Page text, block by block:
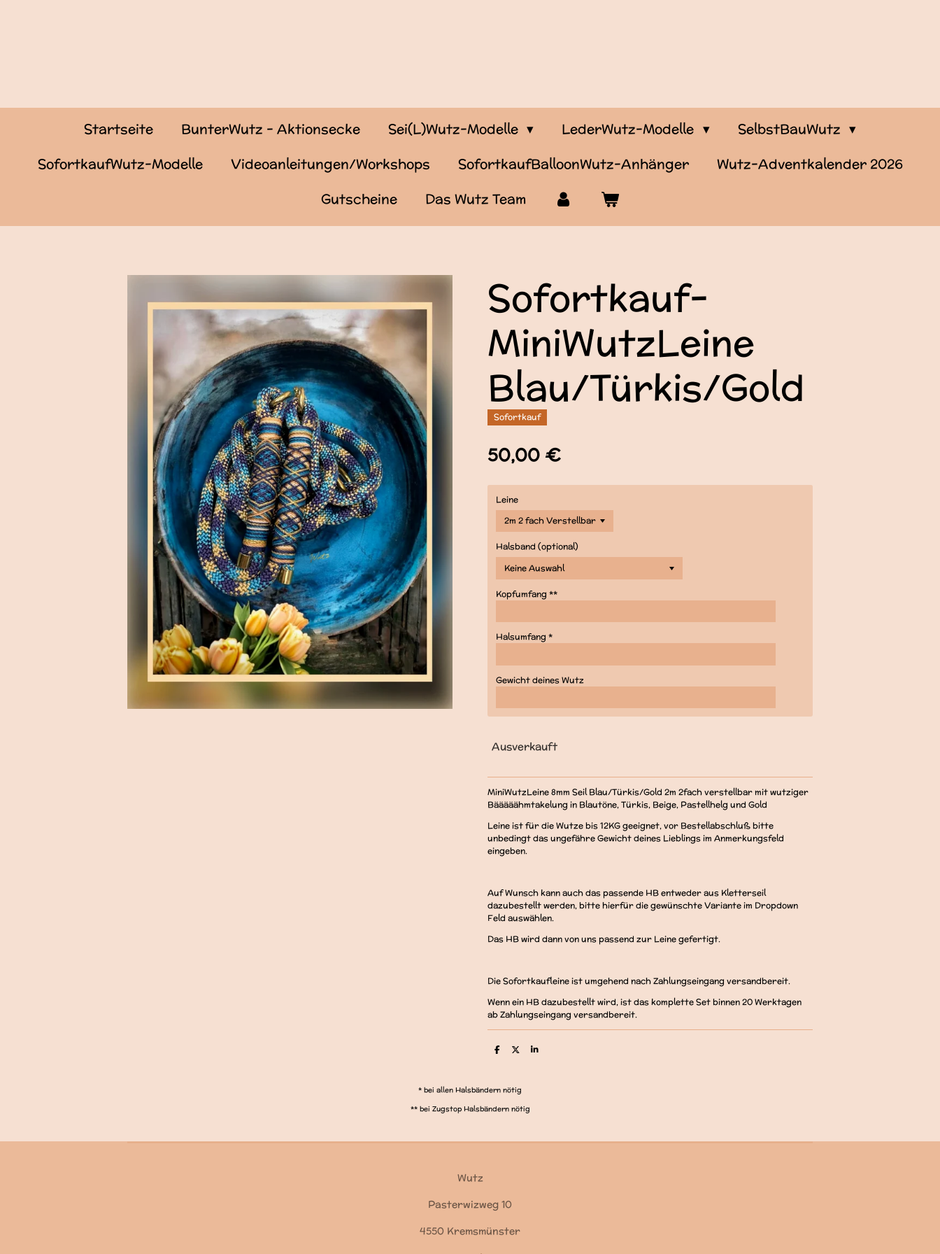
Startseite BunterWutz - Aktionsecke Sei(L)Wutz-Modelle LederWutz-Modelle
SelbstBauWutz
SofortkaufWutz-Modelle
Videoanleitungen/Workshops SofortkaufBalloonWutz-Anhänger
Wutz-Adventkalender 2026
Gutscheine
Das Wutz Team
Sofortkauf-
MiniWutzLeine
Blau/Türkis/Gold
Sofortkauf
50,00 €
Leine
Halsband (optional)
Kopfumfang **
Halsumfang *
Gewicht deines Wutz
Ausverkauft
MiniWutzLeine 8mm Seil Blau/Türkis/Gold 2m 2fach verstellbar mit wutziger
Bääääähmtakelung in Blautöne, Türkis, Beige, Pastellhelg und Gold
Leine ist für die Wutze bis 12KG geeignet, vor Bestellabschluß bitte
unbedingt das ungefähre Gewicht deines Lieblings im Anmerkungsfeld
eingeben.
Auf Wunsch kann auch das passende HB entweder aus Kletterseil
dazubestellt werden, bitte hierfür die gewünschte Variante im Dropdown
Feld auswählen.
Das HB wird dann von uns passend zur Leine gefertigt.
Die Sofortkaufleine ist umgehend nach Zahlungseingang versandbereit.
Wenn ein HB dazubestellt wird, ist das komplette Set binnen 20 Werktagen
ab Zahlungseingang versandbereit.
T
n
T
e
n
T
* bei allen Halsbändern nötig
** bei Zugstop Halsbändern nötig
Wutz
Pasterwizweg 10
4550 Kremsmünster